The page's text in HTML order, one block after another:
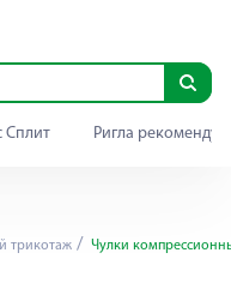
Сплит Ригла
трикотаж Чулки